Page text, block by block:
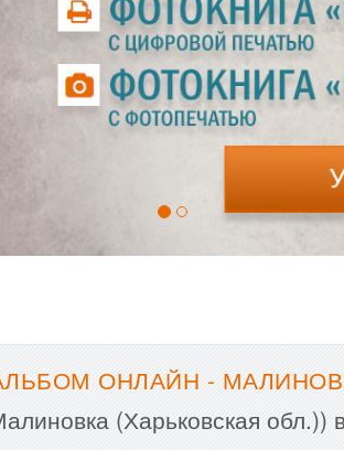
ОНЛАЙН -
(Харьковская